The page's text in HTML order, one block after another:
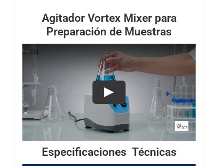
Agitador Vortex Mixer para
Preparación de Muestras
Especificaciones Técnicas